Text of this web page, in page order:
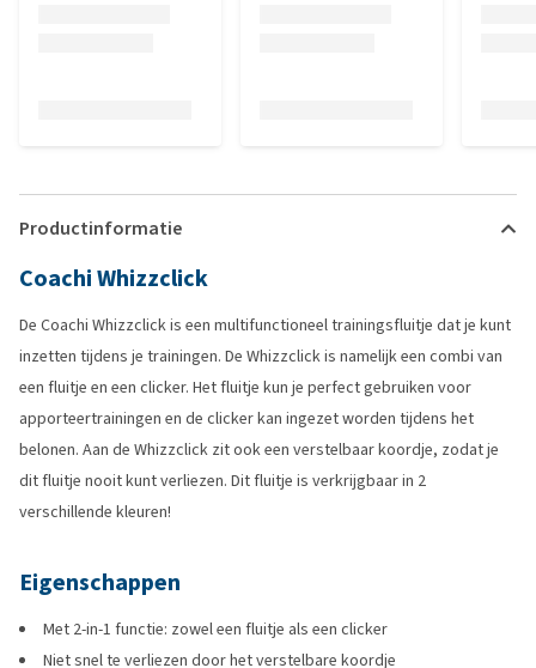
Productinformatie
Coachi Whizzclick
De Coachi Whizzclick is een multifunctioneel trainingsfluitje dat je kunt
inzetten tijdens je trainingen. De Whizzclick is namelijk een combi van
een fluitje en een clicker. Het fluitje kun je perfect gebruiken voor
apporteertrainingen en de clicker kan ingezet worden tijdens het
belonen. Aan de Whizzclick zit ook een verstelbaar koordje, zodat je
dit fluitje nooit kunt verliezen. Dit fluitje is verkrijgbaar in 2
verschillende kleuren!
Eigenschappen
Met 2-in-1 functie: zowel een fluitje als een clicker
Niet snel te verliezen door het verstelbare koordje